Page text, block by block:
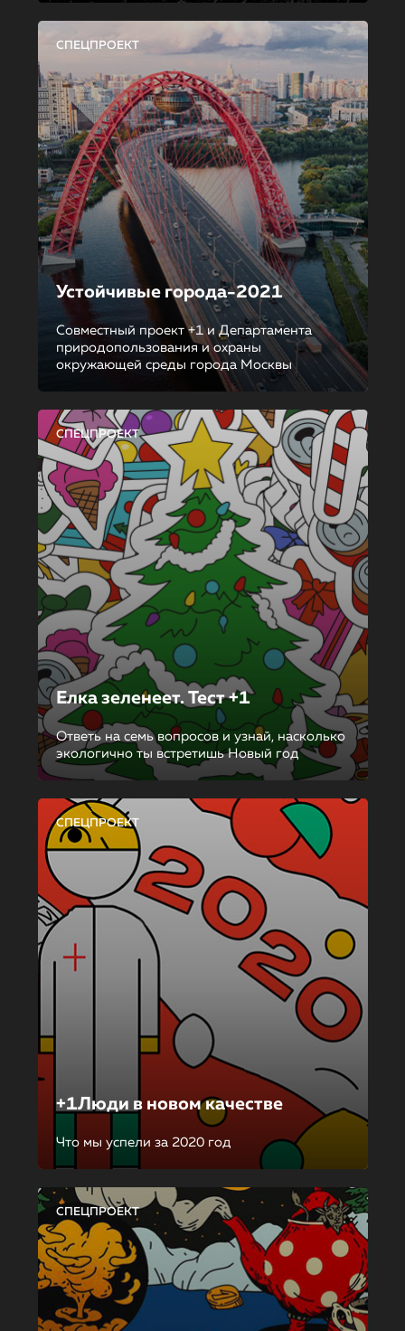
СПЕЦПРОЕКТ
Устойчивые города-2021
Совместный проект +1 и Департамента
природопользования и охраны
окружающей среды города Москвы
СПЕЦПРОЕКТ
Елка зеленеет. Тест +1
Ответь на семь вопросов и узнай, насколько
экологично ты встретишь Новый год
СПЕЦПРОЕКТ
+1Люди в новом качестве
Что мы успели за 2020 год
СПЕЦПРОЕКТ